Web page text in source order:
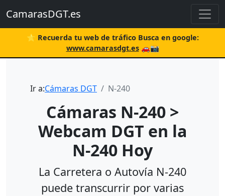
CamarasDGT.es
⭐ Recuerda tu web de tráfico Busca en google:
www.camarasdgt.es🚗📸
Ir a:Cámaras DGT N-240
Cámaras N-240 >
Webcam DGT en la
N-240 Hoy
La Carretera o Autovía N-240
puede transcurrir por varias